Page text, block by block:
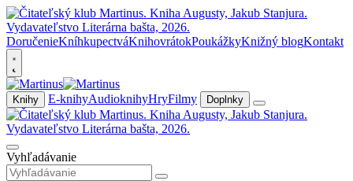
DoručenieKníhkupectváKnihovrátokPoukážkyKnižný blogKontakt
Knihy E-knihyAudioknihyHryFilmy Doplnky
Vyhľadávanie